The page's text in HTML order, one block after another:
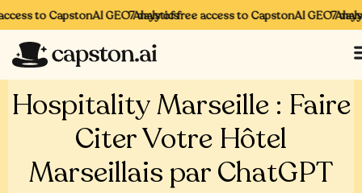
to CapstonAI GEO Analytics7 days of free access to CapstonAI GEO7 days
Hospitality Marseille : Faire
Citer Votre Hôtel
Marseillais par ChatGPT